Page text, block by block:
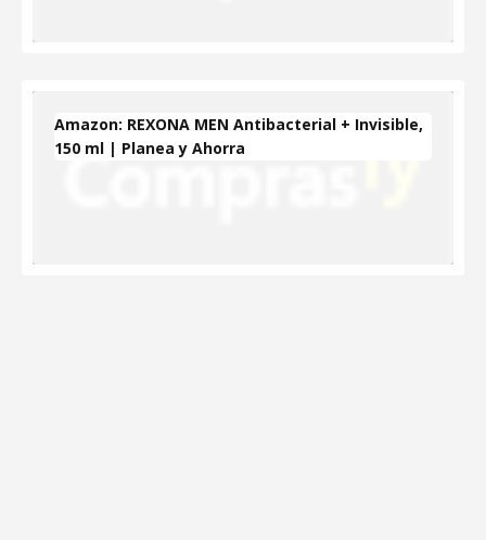
Amazon: REXONA MEN Antibacterial + Invisible,
150 ml | Planea y Ahorra